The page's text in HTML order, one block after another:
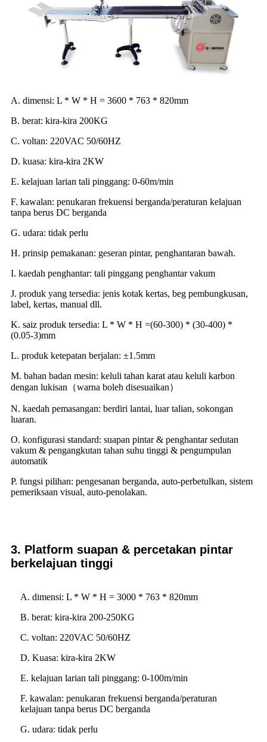
A. dimensi: L * W * H = 3600 * 763 * 820mm
B. berat: kira-kira 200KG
C. voltan: 220VAC 50/60HZ
D. kuasa: kira-kira 2KW
E. kelajuan larian tali pinggang: 0-60m/min
F. kawalan: penukaran frekuensi berganda/peraturan kelajuan
tanpa berus DC berganda
G. udara: tidak perlu
H. prinsip pemakanan: geseran pintar, penghantaran bawah.
I. kaedah penghantar: tali pinggang penghantar vakum
J. produk yang tersedia: jenis kotak kertas, beg pembungkusan,
label, kertas, manual dll.
K. saiz produk tersedia: L * W * H =(60-300) * (30-400) *
(0.05-3)mm
L. produk ketepatan berjalan: ±1.5mm
M. bahan badan mesin: keluli tahan karat atau keluli karbon
dengan lukisan（warna boleh disesuaikan）
N. kaedah pemasangan: berdiri lantai, luar talian, sokongan
luaran.
O. konfigurasi standard: suapan pintar & penghantar sedutan
vakum & pengangkutan tahan suhu tinggi & pengumpulan
automatik
P. fungsi pilihan: pengesanan berganda, auto-perbetulkan, sistem
pemeriksaan visual, auto-penolakan.
3. Platform suapan & percetakan pintar
berkelajuan tinggi
A. dimensi: L * W * H = 3000 * 763 * 820mm
B. berat: kira-kira 200-250KG
C. voltan: 220VAC 50/60HZ
D. Kuasa: kira-kira 2KW
E. kelajuan larian tali pinggang: 0-100m/min
F. kawalan: penukaran frekuensi berganda/peraturan
kelajuan tanpa berus DC berganda
G. udara: tidak perlu